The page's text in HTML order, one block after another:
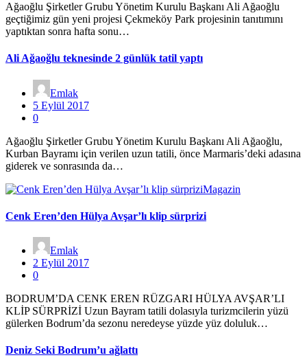
Ağaoğlu Şirketler Grubu Yönetim Kurulu Başkanı Ali Ağaoğlu
geçtiğimiz gün yeni projesi Çekmeköy Park projesinin tanıtımını
yaptıktan sonra hafta sonu…
Ali Ağaoğlu teknesinde 2 günlük tatil yaptı
Emlak
5 Eylül 2017
0
Ağaoğlu Şirketler Grubu Yönetim Kurulu Başkanı Ali Ağaoğlu,
Kurban Bayramı için verilen uzun tatili, önce Marmaris’deki adasına
giderek ve sonrasında da…
Magazin
Cenk Eren’den Hülya Avşar’lı klip sürprizi
Emlak
2 Eylül 2017
0
BODRUM’DA CENK EREN RÜZGARI HÜLYA AVŞAR’LI
KLİP SÜRPRİZİ Uzun Bayram tatili dolasıyla turizmcilerin yüzü
gülerken Bodrum’da sezonu neredeyse yüzde yüz doluluk…
Deniz Seki Bodrum’u ağlattı